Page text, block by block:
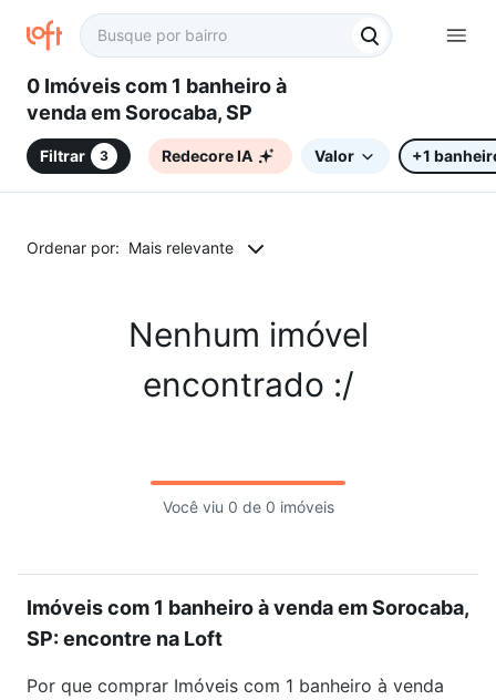
0 Imóveis com 1 banheiro à
venda em Sorocaba, SP
Filtrar 3 Redecore IA Valor +1
Ordenar por: Mais relevante
Nenhum imóvel
encontrado :/
Você viu 0 de 0 imóveis
Imóveis com 1 banheiro à venda em Sorocaba,
SP: encontre na Loft
Por que comprar Imóveis com 1 banheiro à venda